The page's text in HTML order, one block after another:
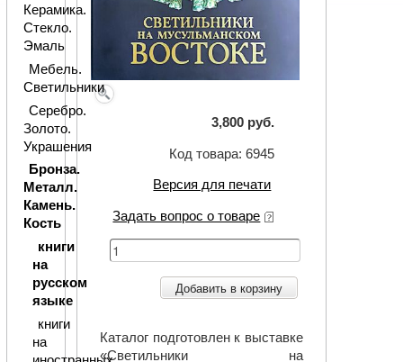
3,800 руб.
Код товара: 6945
Версия для печати
Задать вопрос о товаре
Добавить в корзину
Каталог подготовлен к выставке
«Светильники на
Керамика.
Стекло.
Эмаль
Мебель.
Светильники
Серебро.
Золото.
Украшения
Бронза.
Металл.
Камень.
Кость
книги
на
русском
языке
книги
на